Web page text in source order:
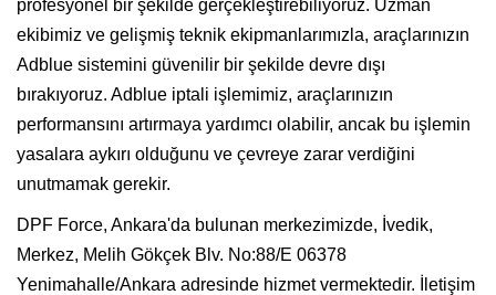
profesyonel bir şekilde gerçekleştirebiliyoruz. Uzman
ekibimiz ve gelişmiş teknik ekipmanlarımızla, araçlarınızın
Adblue sistemini güvenilir bir şekilde devre dışı
bırakıyoruz. Adblue iptali işlemimiz, araçlarınızın
performansını artırmaya yardımcı olabilir, ancak bu işlemin
yasalara aykırı olduğunu ve çevreye zarar verdiğini
unutmamak gerekir.
DPF Force, Ankara'da bulunan merkezimizde, İvedik,
Merkez, Melih Gökçek Blv. No:88/E 06378
Yenimahalle/Ankara adresinde hizmet vermektedir. İletişim